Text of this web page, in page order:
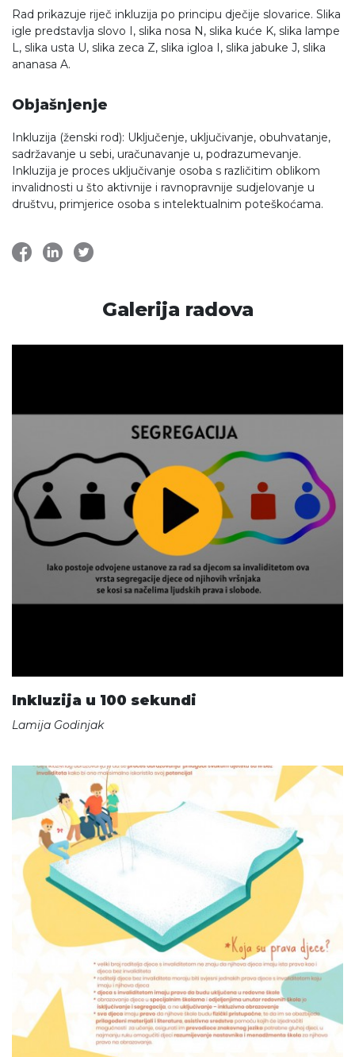
Rad prikazuje riječ inkluzija po principu dječije slovarice. Slika
igle predstavlja slovo I, slika nosa N, slika kuće K, slika lampe
L, slika usta U, slika zeca Z, slika igloa I, slika jabuke J, slika
ananasa A.
Objašnjenje
Inkluzija (ženski rod): Uključenje, uključivanje, obuhvatanje,
sadržavanje u sebi, uračunavanje u, podrazumevanje.
Inkluzija je proces uključivanje osoba s različitim oblikom
invalidnosti u što aktivnije i ravnopravnije sudjelovanje u
društvu, primjerice osoba s intelektualnim poteškoćama.
Galerija radova
Inkluzija u 100 sekundi
Lamija Godinjak